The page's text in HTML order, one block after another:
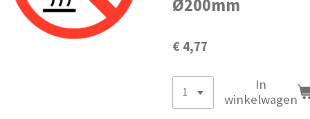
Ø200mm
€ 4,77
In
winkelwagen